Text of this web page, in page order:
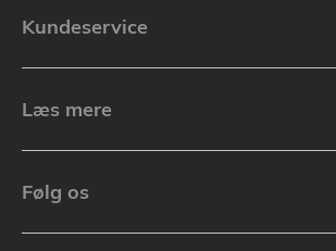
Kundeservice
Læs mere
Følg os